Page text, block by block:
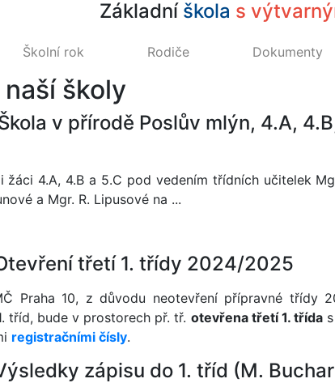
Základní škola s
Školní rok Rodiče Dokumenty
školy
v přírodě Poslův mlýn, 4.A,
žáci 4.A, 4.B a 5.C pod vedením třídních učitelek
a Mgr. R. Lipusové na ...
třetí 1. třídy 2024/2025
Praha 10, z důvodu neotevření přípravné třídy
tříd, bude v prostorech př. tř. otevřena třetí1. třída
registračními čísly.
zápisu do 1. tříd (M.